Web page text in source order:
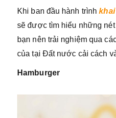
Khi ban đầu hành trình
sẽ được tìm hiểu những
bạn nên trải nghiệm qua
của tại Đất nước cải cách
Hamburger